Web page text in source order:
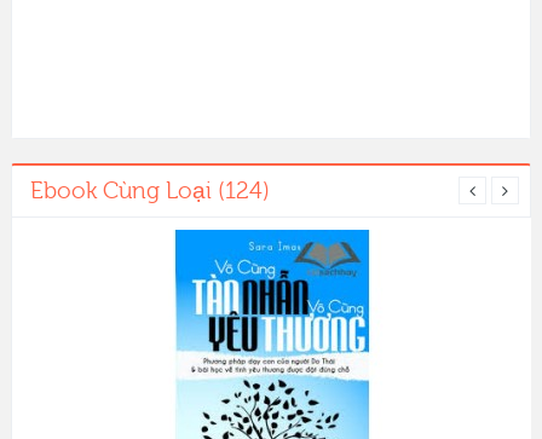
Ebook Cùng Loại (124)